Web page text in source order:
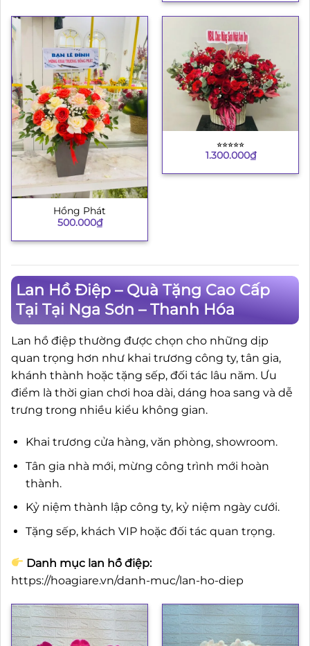
Hồng Phát
500.000₫
⭐︎⭐︎⭐︎⭐︎⭐︎
1.300.000₫
Lan Hồ Điệp – Quà Tặng Cao Cấp
Tại Tại Nga Sơn – Thanh Hóa
Lan hồ điệp thường được chọn cho những dịp
quan trọng hơn như khai trương công ty, tân gia,
khánh thành hoặc tặng sếp, đối tác lâu năm. Ưu
điểm là thời gian chơi hoa dài, dáng hoa sang và dễ
trưng trong nhiều kiểu không gian.
Khai trương cửa hàng, văn phòng, showroom.
Tân gia nhà mới, mừng công trình mới hoàn
thành.
Kỷ niệm thành lập công ty, kỷ niệm ngày cưới.
Tặng sếp, khách VIP hoặc đối tác quan trọng.
Danh mục lan hồ điệp:
https://hoagiare.vn/danh-muc/lan-ho-diep